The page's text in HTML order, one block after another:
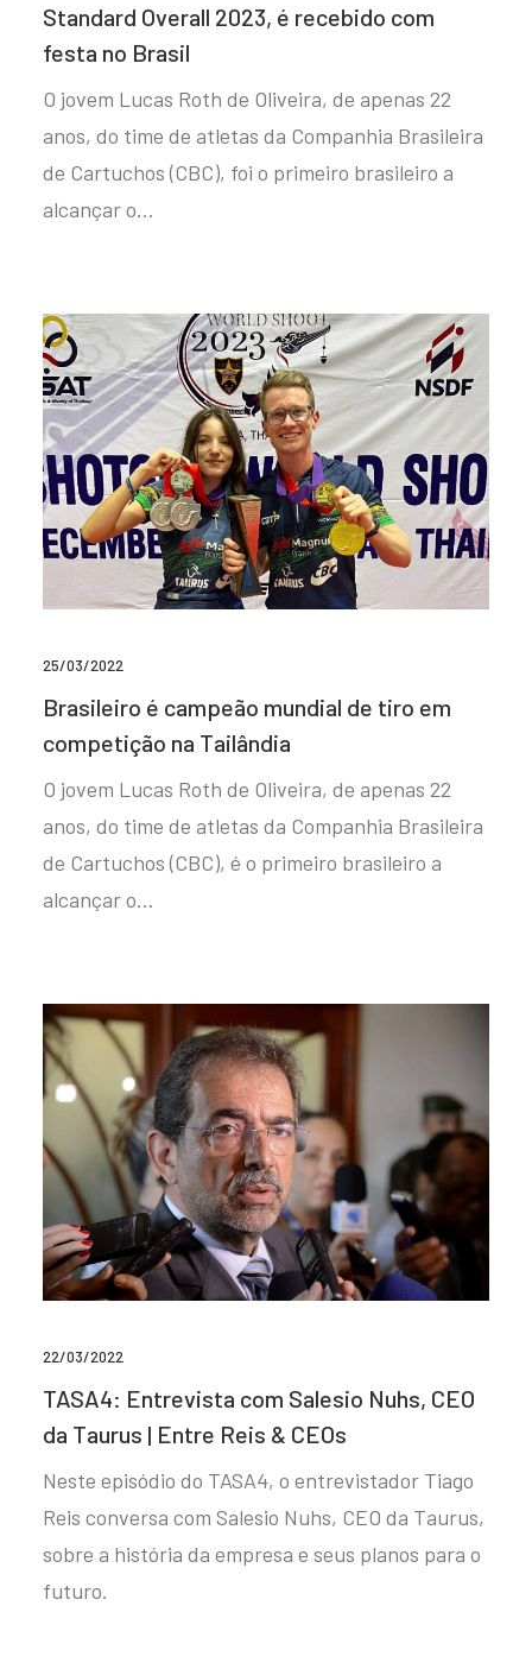
Standard Overall 2023, é recebido com
festa no Brasil
O jovem Lucas Roth de Oliveira, de apenas 22
anos, do time de atletas da Companhia Brasileira
de Cartuchos (CBC), foi o primeiro brasileiro a
alcançar o…
25/03/2022
Brasileiro é campeão mundial de tiro em
competição na Tailândia
O jovem Lucas Roth de Oliveira, de apenas 22
anos, do time de atletas da Companhia Brasileira
de Cartuchos (CBC), é o primeiro brasileiro a
alcançar o…
22/03/2022
TASA4: Entrevista com Salesio Nuhs, CEO
da Taurus | Entre Reis & CEOs
Neste episódio do TASA4, o entrevistador Tiago
Reis conversa com Salesio Nuhs, CEO da Taurus,
sobre a história da empresa e seus planos para o
futuro.